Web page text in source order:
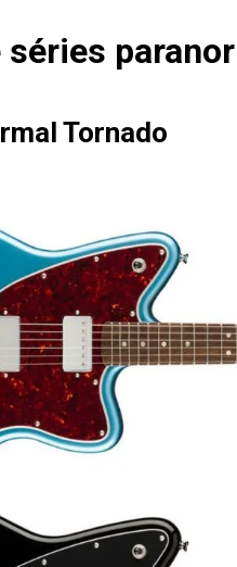
séries
Tornado